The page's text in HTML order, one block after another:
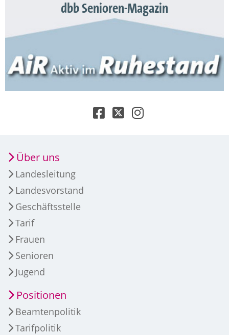
dbb Senioren-Magazin
Über uns
Landesleitung
Landesvorstand
Geschäftsstelle
Tarif
Frauen
Senioren
Jugend
Positionen
Beamtenpolitik
Tarifpolitik